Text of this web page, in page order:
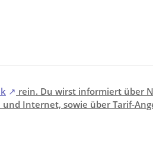
rein. Du wirst informiert über
Internet, sowie über Tarif-